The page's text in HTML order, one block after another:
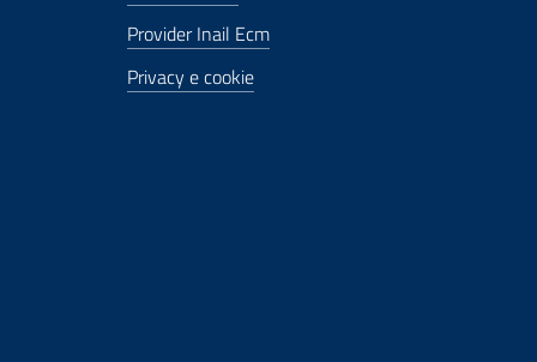
Provider Inail Ecm
Privacy e cookie